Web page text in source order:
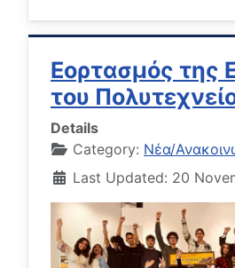
Εορτασμός της
του
Details
Category: Νέα/
Last Updated: 20